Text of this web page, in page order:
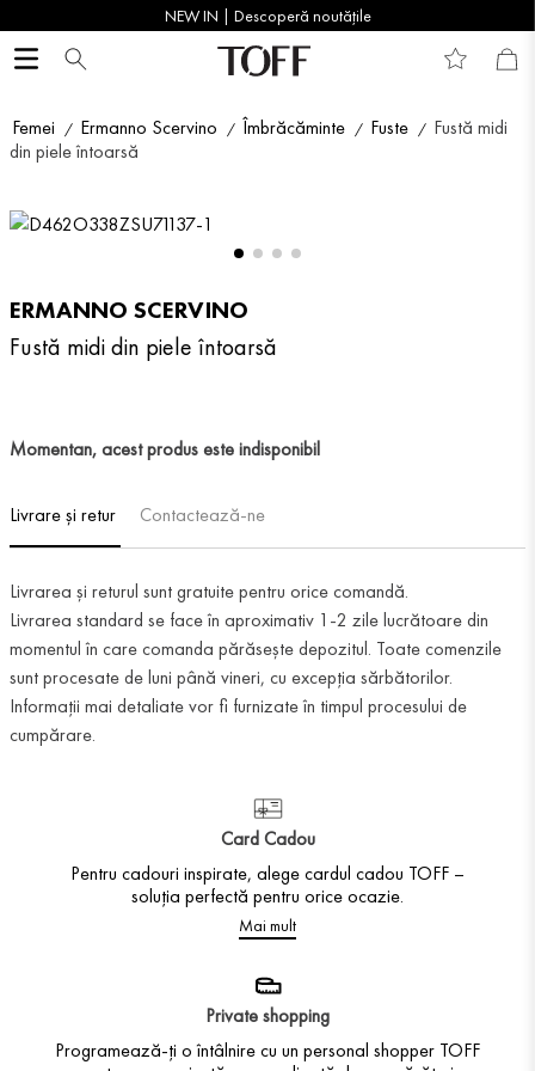
NEW IN | Descoperă noutățile
Femei Ermanno Scervino Îmbrăcăminte Fuste
Fustă midi
din piele întoarsă
ERMANNO SCERVINO
Fustă midi din piele întoarsă
Momentan, acest produs este indisponibil
Livrare și retur Contactează-ne
Livrarea și returul sunt gratuite pentru orice comandă.
Livrarea standard se face în aproximativ 1-2 zile lucrătoare din
momentul în care comanda părăsește depozitul. Toate comenzile
sunt procesate de luni până vineri, cu excepția sărbătorilor.
Informații mai detaliate vor fi furnizate în timpul procesului de
cumpărare.
Card Cadou
Pentru cadouri inspirate, alege cardul cadou TOFF –
soluția perfectă pentru orice ocazie.
Mai mult
Private shopping
Programează-ți o întâlnire cu un personal shopper TOFF